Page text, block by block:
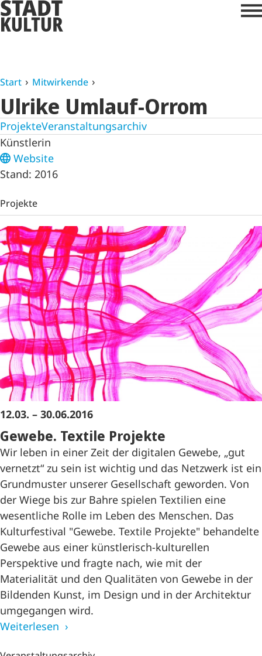
Start Mitwirkende
Ulrike Umlauf-Orrom
ProjekteVeranstaltungsarchiv
Künstlerin
Website
Stand: 2016
Projekte
12.03. – 30.06.2016
Gewebe. Textile Projekte
Wir leben in einer Zeit der digitalen Gewebe, „gut
vernetzt“ zu sein ist wichtig und das Netzwerk ist ein
Grundmuster unserer Gesellschaft geworden. Von
der Wiege bis zur Bahre spielen Textilien eine
wesentliche Rolle im Leben des Menschen. Das
Kulturfestival "Gewebe. Textile Projekte" behandelte
Gewebe aus einer künstlerisch-kulturellen
Perspektive und fragte nach, wie mit der
Materialität und den Qualitäten von Gewebe in der
Bildenden Kunst, im Design und in der Architektur
umgegangen wird.
Weiterlesen